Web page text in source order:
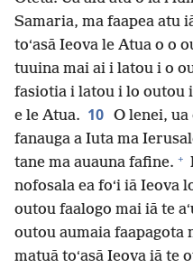
Samaria, ma faapea atu
toʻasā Ieova le Atua o o
tuuina mai ai i latou i o
fasiotia i latou i lo outou
e le Atua. 10 O lenei,
fanauga a Iuta ma
tane ma auauna fafine. +
nofosala ea foʻi iā Ieova
outou faalogo mai iā te
outou aumaia faapagota
matuā toʻasā Ieova iā te